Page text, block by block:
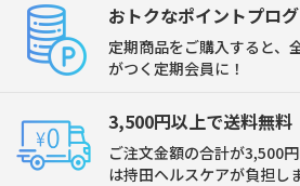
おトクなポイントプロ
定期商品をご購入すると、
がつく定期会員に！
3,500円以上で送料無料
ご注文金額の合計が3,500
は持田ヘルスケアが負担し